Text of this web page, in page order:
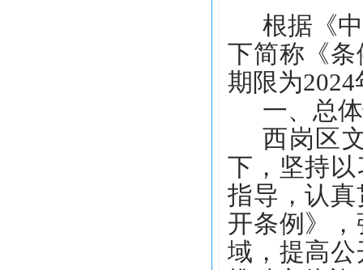
根据《
下简称《
期限为2024
一、总
西岗区
下，坚持
指导，认
开条例》
域，提高